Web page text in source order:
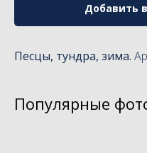
Добавить
Песцы, тундра, зима.
Популярные